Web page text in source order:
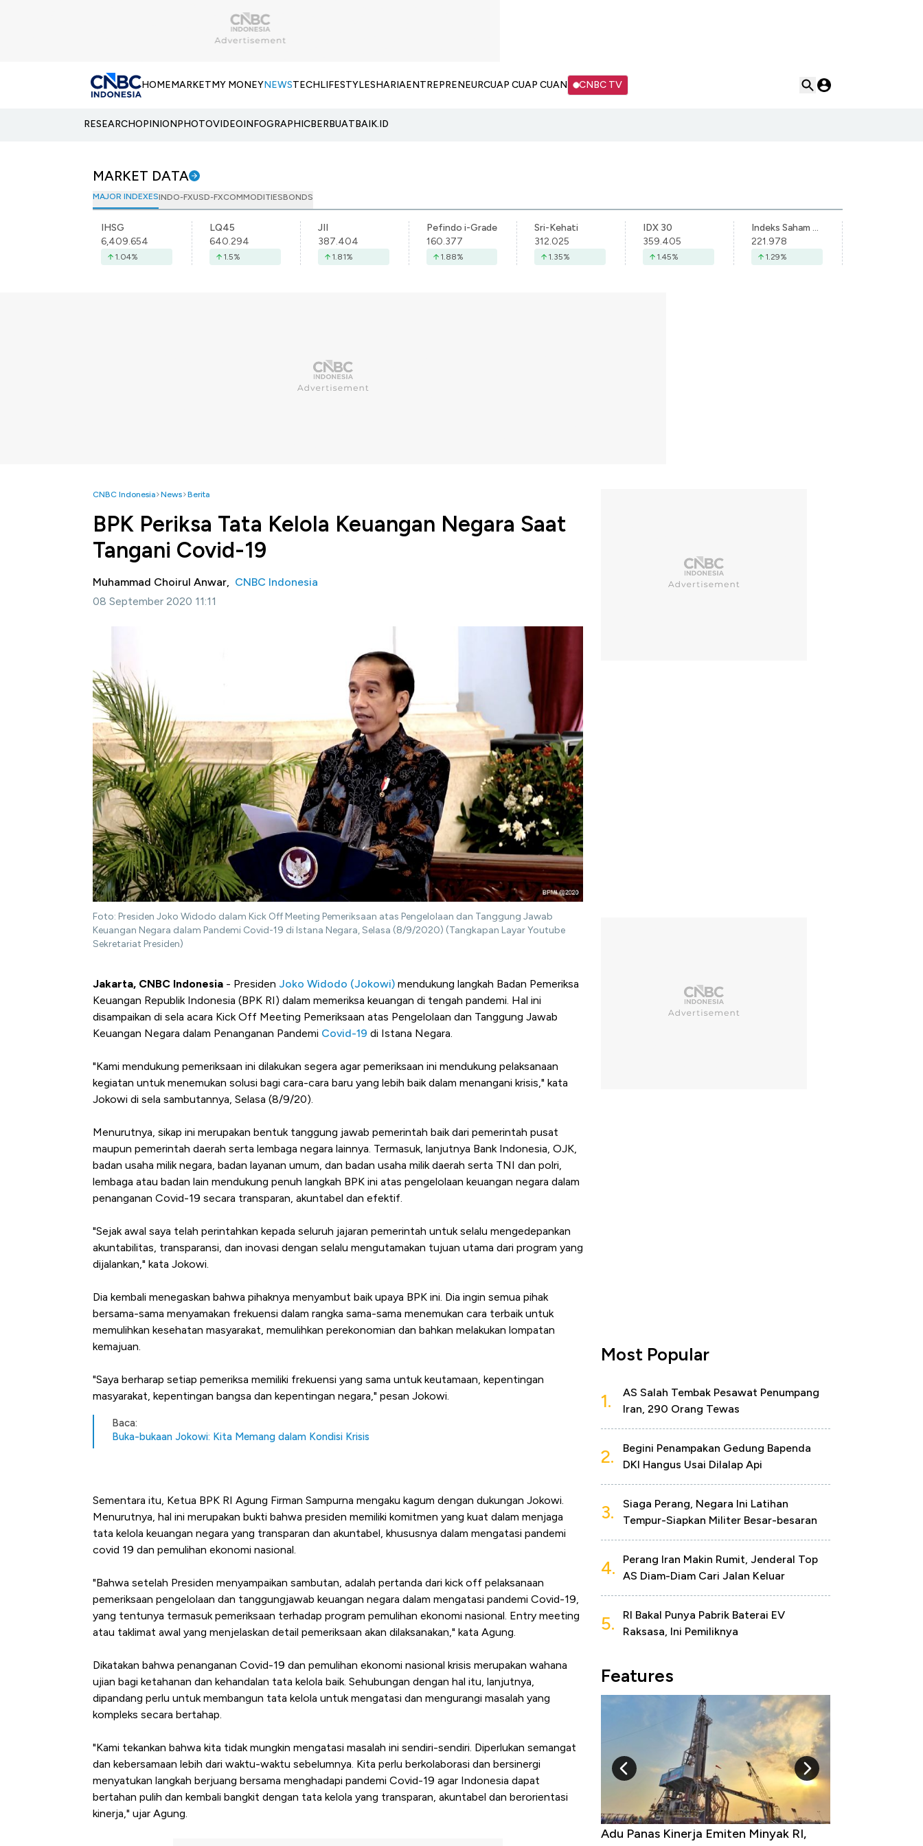
HOMEMARKETMY MONEYNEWSTECHLIFESTYLESHARIAENTREPRENEURCUAP CUAP CUAN CNBC TV
RESEARCHOPINIONPHOTOVIDEOINFOGRAPHICBERBUATBAIK.ID
MARKET DATA
MAJOR INDEXESINDO-FXUSD-FXCOMMODITIESBONDS
IHSG
6,409.654
1.04%
LQ45
640.294
1.5%
JII
387.404
1.81%
Pefindo i-Grade
160.377
1.88%
Sri-Kehati
312.025
1.35%
IDX 30
359.405
1.45%
Indeks Saham Syariah Indonesia
221.978
1.29%
CNBC Indonesia News Berita
BPK Periksa Tata Kelola Keuangan Negara Saat
Tangani Covid-19
Muhammad Choirul Anwar, CNBC Indonesia
08 September 2020 11:11
Foto: Presiden Joko Widodo dalam Kick Off Meeting Pemeriksaan atas Pengelolaan dan Tanggung Jawab
Keuangan Negara dalam Pandemi Covid-19 di Istana Negara, Selasa (8/9/2020) (Tangkapan Layar Youtube
Sekretariat Presiden)
Jakarta, CNBC Indonesia - Presiden Joko Widodo (Jokowi) mendukung langkah Badan Pemeriksa
Keuangan Republik Indonesia (BPK RI) dalam memeriksa keuangan di tengah pandemi. Hal ini
disampaikan di sela acara Kick Off Meeting Pemeriksaan atas Pengelolaan dan Tanggung Jawab
Keuangan Negara dalam Penanganan Pandemi Covid-19 di Istana Negara.
"Kami mendukung pemeriksaan ini dilakukan segera agar pemeriksaan ini mendukung pelaksanaan
kegiatan untuk menemukan solusi bagi cara-cara baru yang lebih baik dalam menangani krisis," kata
Jokowi di sela sambutannya, Selasa (8/9/20).
Menurutnya, sikap ini merupakan bentuk tanggung jawab pemerintah baik dari pemerintah pusat
maupun pemerintah daerah serta lembaga negara lainnya. Termasuk, lanjutnya Bank Indonesia, OJK,
badan usaha milik negara, badan layanan umum, dan badan usaha milik daerah serta TNI dan polri,
lembaga atau badan lain mendukung penuh langkah BPK ini atas pengelolaan keuangan negara dalam
penanganan Covid-19 secara transparan, akuntabel dan efektif.
"Sejak awal saya telah perintahkan kepada seluruh jajaran pemerintah untuk selalu mengedepankan
akuntabilitas, transparansi, dan inovasi dengan selalu mengutamakan tujuan utama dari program yang
dijalankan," kata Jokowi.
Dia kembali menegaskan bahwa pihaknya menyambut baik upaya BPK ini. Dia ingin semua pihak
bersama-sama menyamakan frekuensi dalam rangka sama-sama menemukan cara terbaik untuk
memulihkan kesehatan masyarakat, memulihkan perekonomian dan bahkan melakukan lompatan
kemajuan.
"Saya berharap setiap pemeriksa memiliki frekuensi yang sama untuk keutamaan, kepentingan
masyarakat, kepentingan bangsa dan kepentingan negara," pesan Jokowi.
Baca:
Buka-bukaan Jokowi: Kita Memang dalam Kondisi Krisis
Sementara itu, Ketua BPK RI Agung Firman Sampurna mengaku kagum dengan dukungan Jokowi.
Menurutnya, hal ini merupakan bukti bahwa presiden memiliki komitmen yang kuat dalam menjaga
tata kelola keuangan negara yang transparan dan akuntabel, khususnya dalam mengatasi pandemi
covid 19 dan pemulihan ekonomi nasional.
"Bahwa setelah Presiden menyampaikan sambutan, adalah pertanda dari kick off pelaksanaan
pemeriksaan pengelolaan dan tanggungjawab keuangan negara dalam mengatasi pandemi Covid-19,
yang tentunya termasuk pemeriksaan terhadap program pemulihan ekonomi nasional. Entry meeting
atau taklimat awal yang menjelaskan detail pemeriksaan akan dilaksanakan," kata Agung.
Dikatakan bahwa penanganan Covid-19 dan pemulihan ekonomi nasional krisis merupakan wahana
ujian bagi ketahanan dan kehandalan tata kelola baik. Sehubungan dengan hal itu, lanjutnya,
dipandang perlu untuk membangun tata kelola untuk mengatasi dan mengurangi masalah yang
kompleks secara bertahap.
"Kami tekankan bahwa kita tidak mungkin mengatasi masalah ini sendiri-sendiri. Diperlukan semangat
dan kebersamaan lebih dari waktu-waktu sebelumnya. Kita perlu berkolaborasi dan bersinergi
menyatukan langkah berjuang bersama menghadapi pandemi Covid-19 agar Indonesia dapat
bertahan pulih dan kembali bangkit dengan tata kelola yang transparan, akuntabel dan berorientasi
kinerja," ujar Agung.
Most Popular
1.
AS Salah Tembak Pesawat Penumpang
Iran, 290 Orang Tewas
2.
Begini Penampakan Gedung Bapenda
DKI Hangus Usai Dilalap Api
3.
Siaga Perang, Negara Ini Latihan
Tempur-Siapkan Militer Besar-besaran
4.
Perang Iran Makin Rumit, Jenderal Top
AS Diam-Diam Cari Jalan Keluar
5.
RI Bakal Punya Pabrik Baterai EV
Raksasa, Ini Pemiliknya
Features
Adu Panas Kinerja Emiten Minyak RI,
10 Provinsi dengan Tingkat